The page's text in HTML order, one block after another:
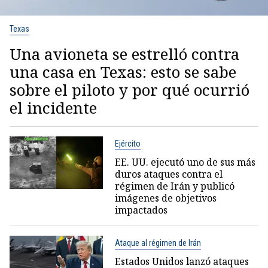
Texas
Una avioneta se estrelló contra
una casa en Texas: esto se sabe
sobre el piloto y por qué ocurrió
el incidente
Ejército
EE. UU. ejecutó uno de sus más
duros ataques contra el
régimen de Irán y publicó
imágenes de objetivos
impactados
Ataque al régimen de Irán
Estados Unidos lanzó ataques